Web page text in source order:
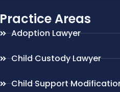
Practice Areas
Adoption Lawyer
Child Custody Lawyer
Child Support